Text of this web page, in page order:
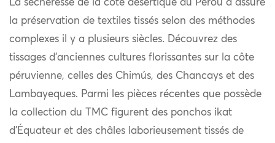
La sécheresse de la côte désertique du Pérou a assuré
la préservation de textiles tissés selon des méthodes
complexes il y a plusieurs siècles. Découvrez des
tissages d’anciennes cultures florissantes sur la côte
péruvienne, celles des Chimús, des Chancays et des
Lambayeques. Parmi les pièces récentes que possède
la collection du TMC figurent des ponchos ikat
d’Équateur et des châles laborieusement tissés de